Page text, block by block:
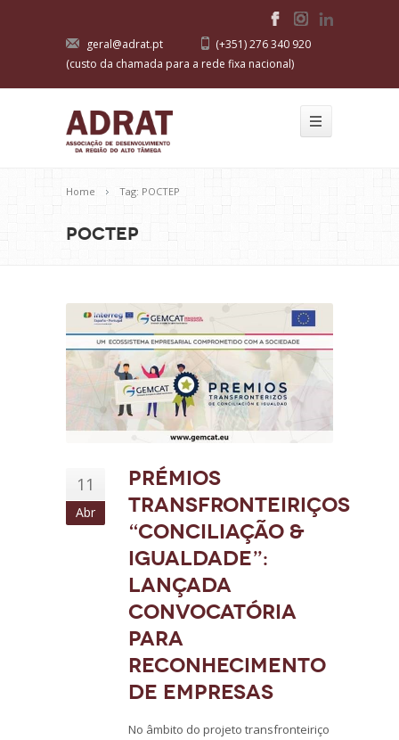
geral@adrat.pt
(+351) 276 340 920
(custo da chamada para a rede fixa nacional)
Home Tag: POCTEP
POCTEP
11
Abr
Prémios
transfronteiriços
“Conciliação &
Igualdade”:
Lançada
convocatória
para
reconhecimento
de empresas
No âmbito do projeto transfronteiriço